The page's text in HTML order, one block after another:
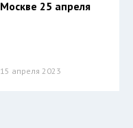
Москве 25 апреля
15 апреля 2023